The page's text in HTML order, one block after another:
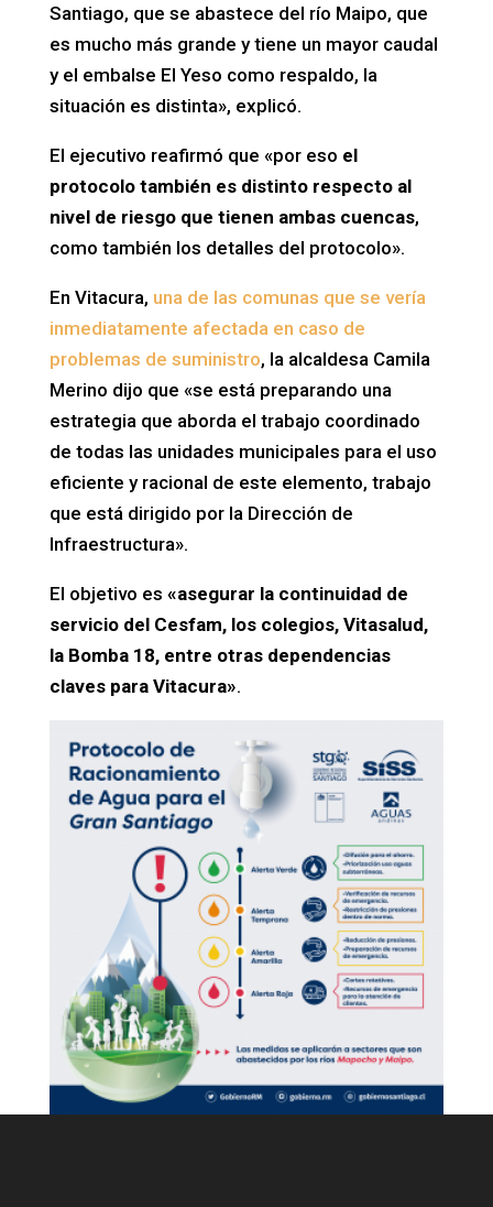
Santiago, que se abastece del río Maipo, que
es mucho más grande y tiene un mayor caudal
y el embalse El Yeso como respaldo, la
situación es distinta», explicó.
El ejecutivo reafirmó que «por eso el
protocolo también es distinto respecto al
nivel de riesgo que tienen ambas cuencas,
como también los detalles del protocolo».
En Vitacura, una de las comunas que se vería
inmediatamente afectada en caso de
problemas de suministro, la alcaldesa Camila
Merino dijo que «se está preparando una
estrategia que aborda el trabajo coordinado
de todas las unidades municipales para el uso
eficiente y racional de este elemento, trabajo
que está dirigido por la Dirección de
Infraestructura».
El objetivo es «asegurar la continuidad de
servicio del Cesfam, los colegios, Vitasalud,
la Bomba 18, entre otras dependencias
claves para Vitacura».